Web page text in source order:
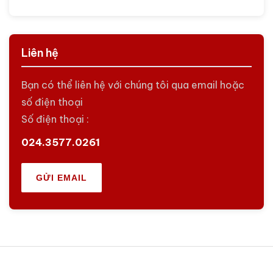
Liên hệ
Bạn có thể liên hệ với chúng tôi qua email hoặc
số điện thoại
Số điện thoại :
024.3577.0261
GỬI EMAIL